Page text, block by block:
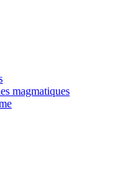
magmatiques